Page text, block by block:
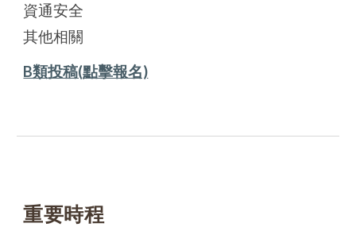
資通安全
其他相關
B類投稿(點擊報名)
重要時程